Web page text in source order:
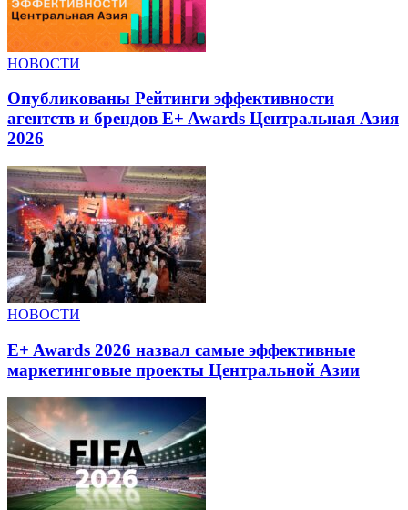
НОВОСТИ
Опубликованы Рейтинги эффективности
агентств и брендов E+ Awards Центральная Азия
2026
НОВОСТИ
E+ Awards 2026 назвал самые эффективные
маркетинговые проекты Центральной Азии